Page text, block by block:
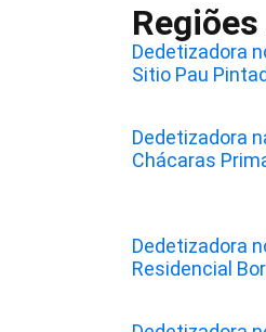
Dedetizadora
Sitio Pau
Dedetizadora
Chácaras
Dedetizadora
Residencial